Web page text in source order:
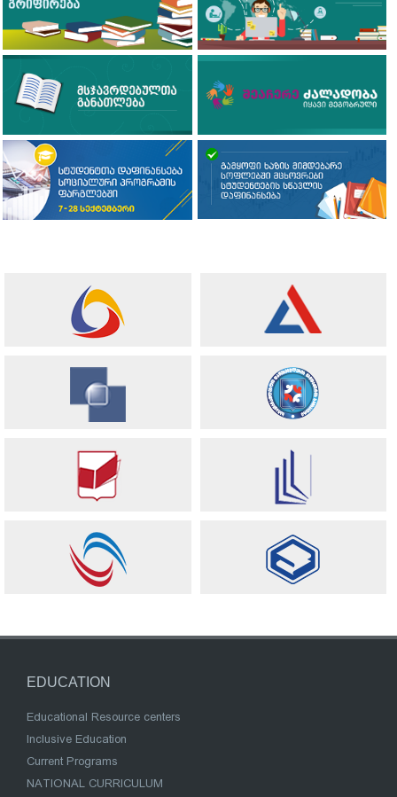
EDUCATION
Educational Resource centers
Inclusive Education
Current Programs
NATIONAL CURRICULUM